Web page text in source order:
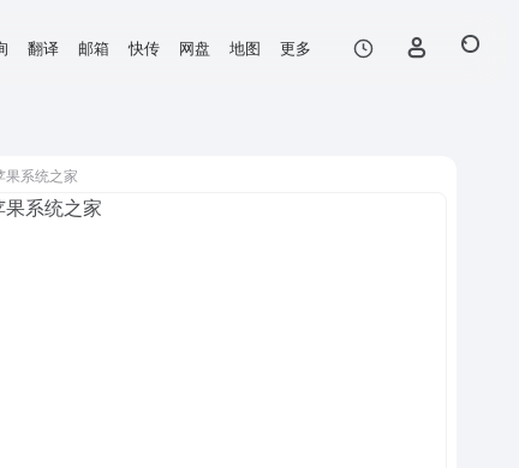
翻译 邮箱 快传 网盘 地图 更多
果系统之家